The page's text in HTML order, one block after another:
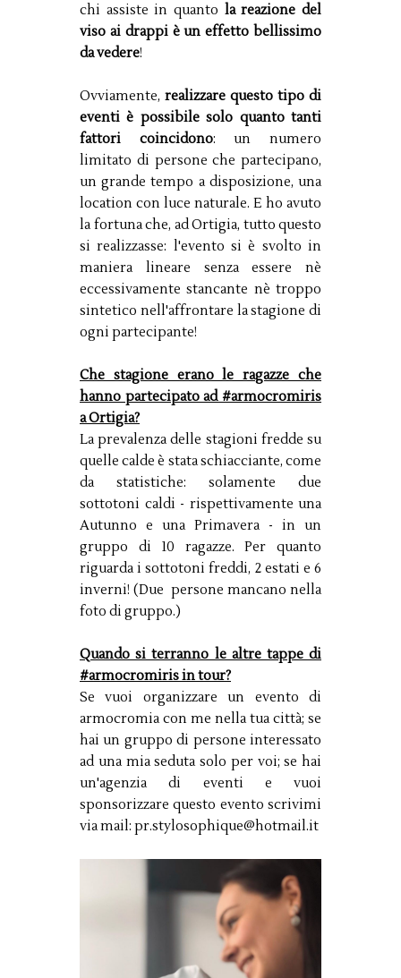
chi assiste in quanto la reazione del
viso ai drappi è un effetto bellissimo
da vedere!
Ovviamente, realizzare questo tipo di
eventi è possibile solo quanto tanti
fattori coincidono: un numero
limitato di persone che partecipano,
un grande tempo a disposizione, una
location con luce naturale. E ho avuto
la fortuna che, ad Ortigia, tutto questo
si realizzasse: l'evento si è svolto in
maniera lineare senza essere nè
eccessivamente stancante nè troppo
sintetico nell'affrontare la stagione di
ogni partecipante!
Che stagione erano le ragazze che
hanno partecipato ad #armocromiris
a Ortigia?
La prevalenza delle stagioni fredde su
quelle calde è stata schiacciante, come
da statistiche: solamente due
sottotoni caldi - rispettivamente una
Autunno e una Primavera - in un
gruppo di 10 ragazze. Per quanto
riguarda i sottotoni freddi, 2 estati e 6
inverni! (Due persone mancano nella
foto di gruppo.)
Quando si terranno le altre tappe di
#armocromiris in tour?
Se vuoi organizzare un evento di
armocromia con me nella tua città; se
hai un gruppo di persone interessato
ad una mia seduta solo per voi; se hai
un'agenzia di eventi e vuoi
sponsorizzare questo evento scrivimi
via mail: pr.stylosophique@hotmail.it